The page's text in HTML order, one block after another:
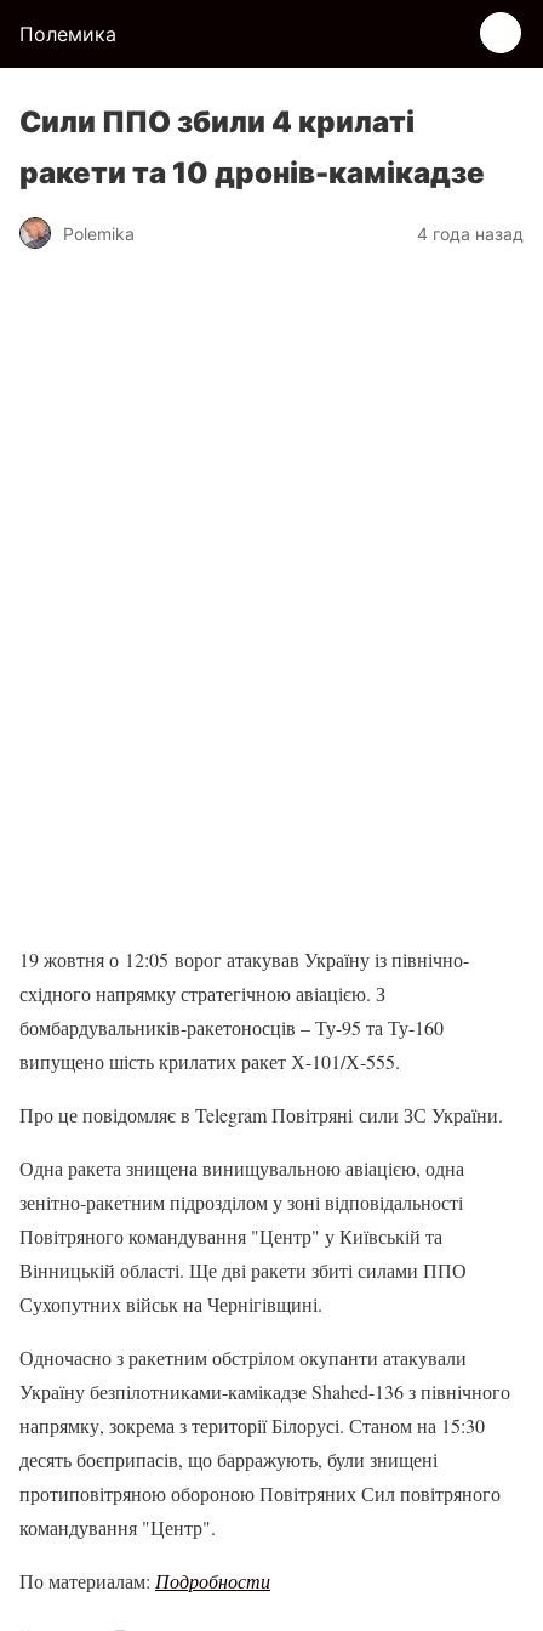
Полемика
Сили ППО збили 4 крилаті
ракети та 10 дронів-камікадзе
Polemika 4 года назад
19 жовтня о 12:05 ворог атакував Україну із північно-
східного напрямку стратегічною авіацією. З
бомбардувальників-ракетоносців – Ту-95 та Ту-160
випущено шість крилатих ракет Х-101/Х-555.
Про це повідомляє в Telegram Повітряні сили ЗС України.
Одна ракета знищена винищувальною авіацією, одна
зенітно-ракетним підрозділом у зоні відповідальності
Повітряного командування "Центр" у Київській та
Вінницькій області. Ще дві ракети збиті силами ППО
Сухопутних військ на Чернігівщині.
Одночасно з ракетним обстрілом окупанти атакували
Україну безпілотниками-камікадзе Shahed-136 з північного
напрямку, зокрема з території Білорусі. Станом на 15:30
десять боєприпасів, що барражують, були знищені
протиповітряною обороною Повітряних Сил повітряного
командування "Центр".
По материалам: Подробности